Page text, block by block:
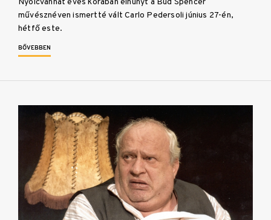
művésznéven ismertté vált Carlo Pedersoli június 27-én,
hétfő este.
BŐVEBBEN